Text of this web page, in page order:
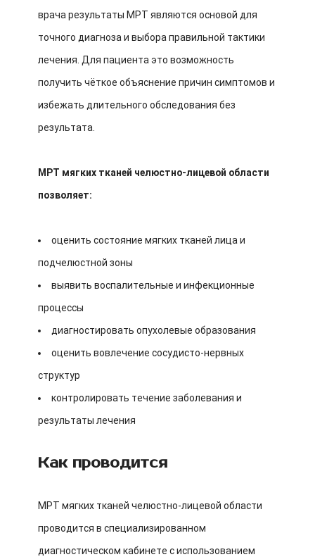
врача результаты МРТ являются основой для
точного диагноза и выбора правильной тактики
лечения. Для пациента это возможность
получить чёткое объяснение причин симптомов и
избежать длительного обследования без
результата.
МРТ мягких тканей челюстно-лицевой области
позволяет:
оценить состояние мягких тканей лица и
подчелюстной зоны
выявить воспалительные и инфекционные
процессы
диагностировать опухолевые образования
оценить вовлечение сосудисто-нервных
структур
контролировать течение заболевания и
результаты лечения
Как проводится
МРТ мягких тканей челюстно-лицевой области
проводится в специализированном
диагностическом кабинете с использованием